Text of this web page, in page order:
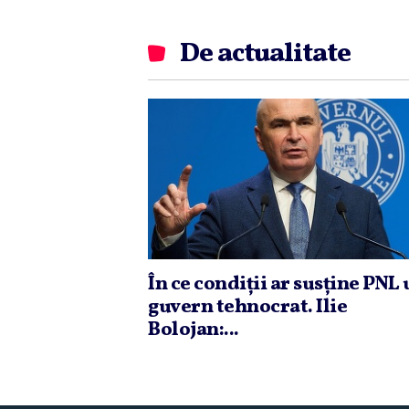
De actualitate
În ce condiţii ar susţine PNL
guvern tehnocrat. Ilie
Bolojan:...